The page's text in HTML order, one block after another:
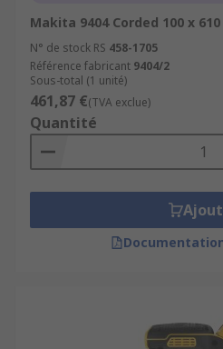
Makita 9404 Corded 100 x
N° de stock RS 458-1705
Référence fabricant 9404/2
Sous-total (1 unité)
461,87 €(TVA exclue)
Quantité